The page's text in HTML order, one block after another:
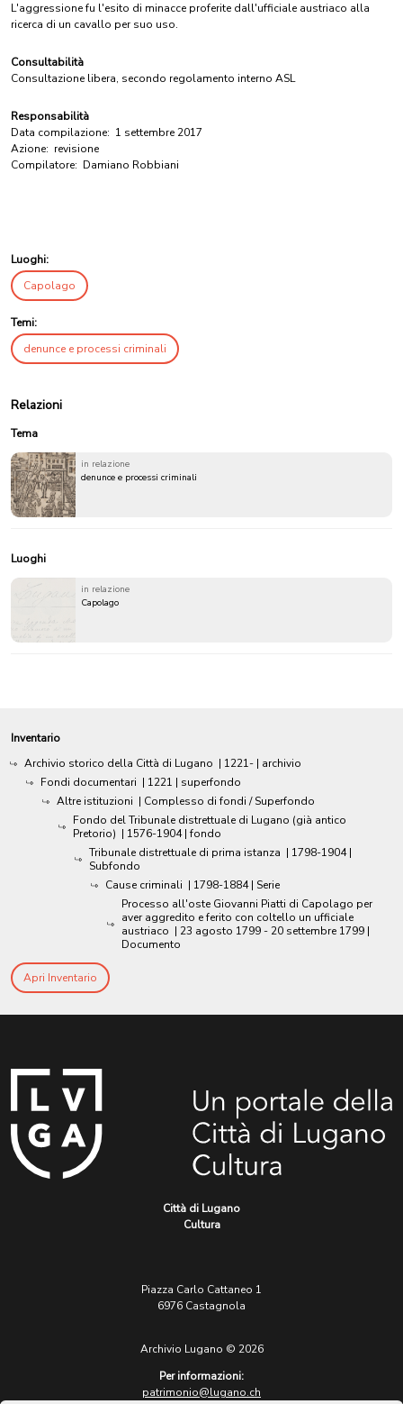
L'aggressione fu l'esito di minacce proferite dall'ufficiale austriaco alla
ricerca di un cavallo per suo uso.
Consultabilità
Consultazione libera, secondo regolamento interno ASL
Responsabilità
Data compilazione: 1 settembre 2017
Azione: revisione
Compilatore: Damiano Robbiani
Luoghi:
Capolago
Temi:
denunce e processi criminali
Relazioni
Tema
in relazione
denunce e processi criminali
Luoghi
in relazione
Capolago
Inventario
Archivio storico della Città di Lugano | 1221- | archivio
Fondi documentari | 1221 | superfondo
Altre istituzioni | Complesso di fondi / Superfondo
Fondo del Tribunale distrettuale di Lugano (già antico
Pretorio) | 1576-1904 | fondo
Tribunale distrettuale di prima istanza | 1798-1904 |
Subfondo
Cause criminali | 1798-1884 | Serie
Processo all'oste Giovanni Piatti di Capolago per
aver aggredito e ferito con coltello un ufficiale
austriaco | 23 agosto 1799 - 20 settembre 1799 |
Documento
Apri Inventario
Città di Lugano
Cultura
Piazza Carlo Cattaneo 1
6976 Castagnola
Archivio Lugano © 2026
Per informazioni:
patrimonio@lugano.ch